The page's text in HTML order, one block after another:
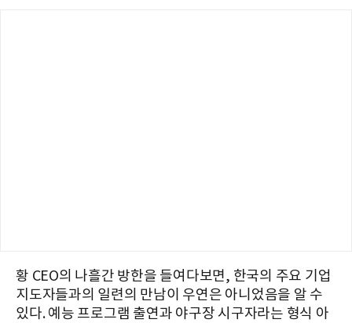
황 CEO의 나흘간 방한을 들여다보면, 한국의 주요 기업
지도자들과의 일련의 만남이 우연은 아니었음을 알 수
있다. 예능 프로그램 출연과 야구장 시구자라는 형식 아